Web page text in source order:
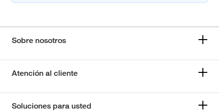
Sobre nosotros
Atención al cliente
Soluciones para usted